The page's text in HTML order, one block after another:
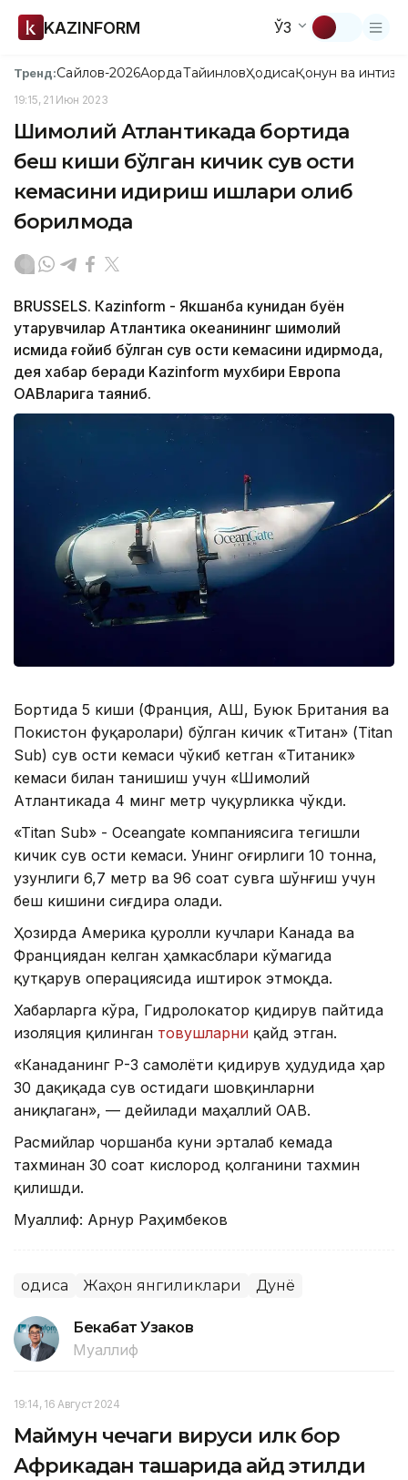
KAZINFORM ЎЗ
Тренд:Сайлов-2026АқордаТайинловҲодисаҚонун ва
19:15, 21 Июн 2023
Шимолий Атлантикада бортида
беш киши бўлган кичик сув ости
кемасини қидириш ишлари олиб
борилмоқда
BRUSSELS. Кazinform - Якшанба кунидан буён
қутқарувчилар Атлантика океанининг шимолий
қисмида ғойиб бўлган сув ости кемасини қидирмоқда,
дея хабар беради Kazinform мухбири Европа
ОАВларига таяниб.
Бортида 5 киши (Франция, АҚШ, Буюк Британия ва
Покистон фуқаролари) бўлган кичик «Титан» (Titan
Sub) сув ости кемаси чўкиб кетган «Титаник»
кемаси билан танишиш учун «Шимолий
Атлантикада 4 минг метр чуқурликка чўкди.
«Titan Sub» - Oceangate компаниясига тегишли
кичик сув ости кемаси. Унинг оғирлиги 10 тонна,
узунлиги 6,7 метр ва 96 соат сувга шўнғиш учун
беш кишини сиғдира олади.
Ҳозирда Америка қуролли кучлари Канада ва
Франциядан келган ҳамкасблари кўмагида
қутқарув операциясида иштирок этмоқда.
Хабарларга кўра, Гидролокатор қидирув пайтида
изоляция қилинган товушларни қайд этган.
«Канаданинг Р-3 самолёти қидирув ҳудудида ҳар
30 дақиқада сув остидаги шовқинларни
аниқлаган», — дейилади маҳаллий ОАВ.
Расмийлар чоршанба куни эрталаб кемада
тахминан 30 соат кислород қолганини тахмин
қилишди.
Муаллиф: Арнур Раҳимбеков
Ҳодиса Жаҳон янгиликлари Дунё
Бекабат Узаков
Муаллиф
19:14, 16 Август 2024
Маймун чечаги вируси илк бор
Африкадан ташқарида қайд этилди